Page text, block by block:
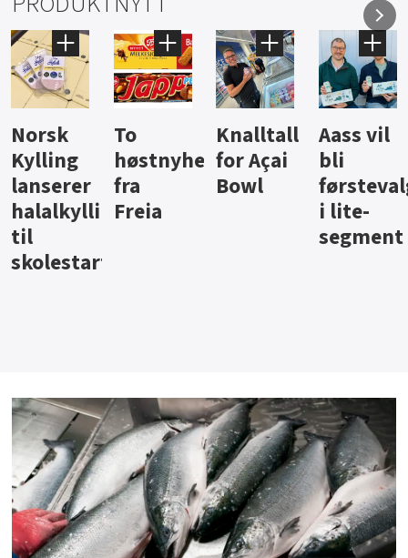
Knalltall
for Açai
Bowl
Aass vil
bli
førstevalg
i lite-
Brus og
jus fra
Berentsen
Hard
iste fra
Hansa